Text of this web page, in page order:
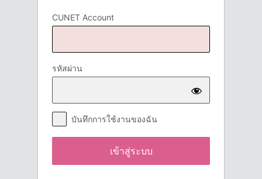
CUNET Account
รหัสผ่าน
บันทึกการใช้งานของฉัน